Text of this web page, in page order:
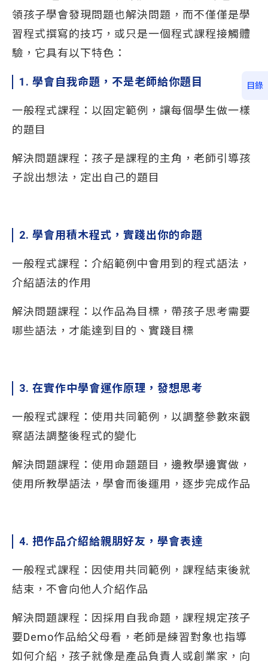
領孩子學會發現問題也解決問題，而不僅僅是學
習程式撰寫的技巧，或只是一個程式課程接觸體
驗，它具有以下特色：
1. 學會自我命題，不是老師給你題目
一般程式課程：以固定範例，讓每個學生做一樣
的題目
解決問題課程：孩子是課程的主角，老師引導孩
子說出想法，定出自己的題目
2. 學會用積木程式，實踐出你的命題
一般程式課程：介紹範例中會用到的程式語法，
介紹語法的作用
解決問題課程：以作品為目標，帶孩子思考需要
哪些語法，才能達到目的、實踐目標
3. 在實作中學會運作原理，發想思考
一般程式課程：使用共同範例，以調整參數來觀
察語法調整後程式的變化
解決問題課程：使用命題題目，邊教學邊實做，
使用所教學語法，學會而後運用，逐步完成作品
4. 把作品介紹給親朋好友，學會表達
一般程式課程：因使用共同範例，課程結束後就
結束，不會向他人介紹作品
解決問題課程：因採用自我命題，課程規定孩子
要Demo作品給父母看，老師是練習對象也指導
如何介紹，孩子就像是產品負責人或創業家，向
目錄